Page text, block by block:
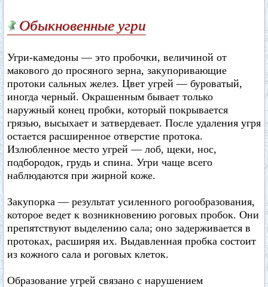
Обыкновенные угри
Угри-камедоны — это пробочки, величиной от
макового до просяного зерна, закупоривающие
протоки сальных желез. Цвет угрей — буроватый,
иногда черный. Окрашенным бывает только
наружный конец пробки, который покрывается
грязью, высыхает и затвердевает. После удаления угря
остается расширенное отверстие протока.
Излюбленное место угрей — лоб, щеки, нос,
подбородок, грудь и спина. Угри чаще всего
наблюдаются при жирной коже.
Закупорка — результат усиленного рогообразования,
которое ведет к возникновению роговых пробок. Они
препятствуют выделению сала; оно задерживается в
протоках, расширяя их. Выдавленная пробка состоит
из кожного сала и роговых клеток.
Образование угрей связано с нарушением